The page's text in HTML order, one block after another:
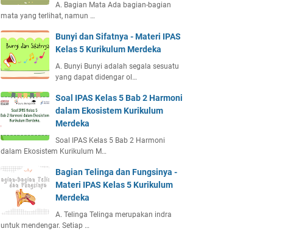
A. Bagian Mata Ada bagian-bagian
mata yang terlihat, namun …
Bunyi dan Sifatnya - Materi IPAS
Kelas 5 Kurikulum Merdeka
A. Bunyi Bunyi adalah segala sesuatu
yang dapat didengar ol…
Soal IPAS Kelas 5 Bab 2 Harmoni
dalam Ekosistem Kurikulum
Merdeka
Soal IPAS Kelas 5 Bab 2 Harmoni
dalam Ekosistem Kurikulum M…
Bagian Telinga dan Fungsinya -
Materi IPAS Kelas 5 Kurikulum
Merdeka
A. Telinga Telinga merupakan indra
untuk mendengar. Setiap …